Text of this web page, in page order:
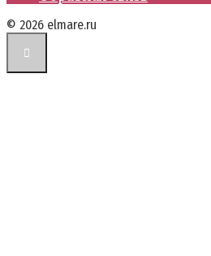
© 2026 elmare.ru